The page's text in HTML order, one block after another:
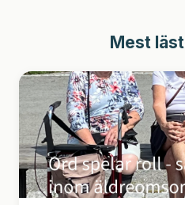
Mest